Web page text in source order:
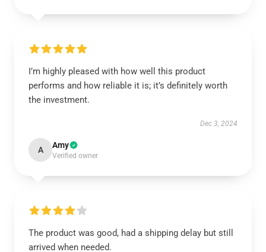
I’m highly pleased with how well this product
performs and how reliable it is; it’s definitely worth
the investment.
Dec 3, 2024
A Amy
Verified owner
The product was good, had a shipping delay but still
arrived when needed.